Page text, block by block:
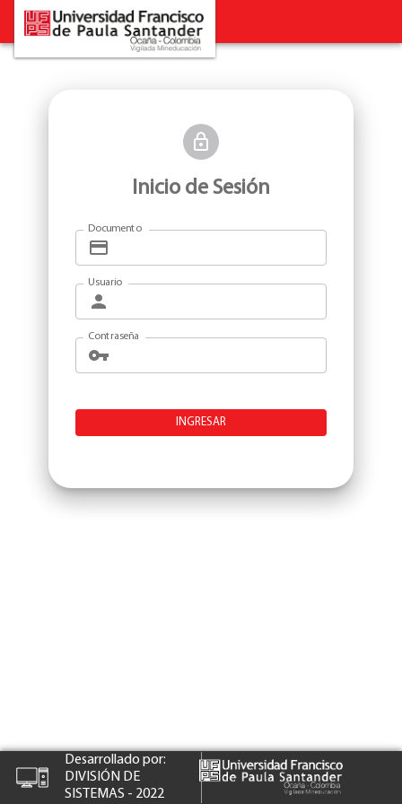
Inicio de Sesión
Documento
Usuario
Contraseña
INGRESAR
Desarrollado por:
DIVISIÓN DE
SISTEMAS - 2022